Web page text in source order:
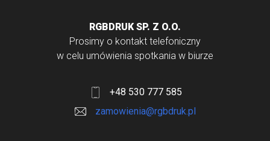
RGBDRUK SP. Z O.O.
Prosimy o kontakt telefoniczny
w celu umówienia spotkania w biurze
+48 530 777 585
zamowienia@rgbdruk.pl